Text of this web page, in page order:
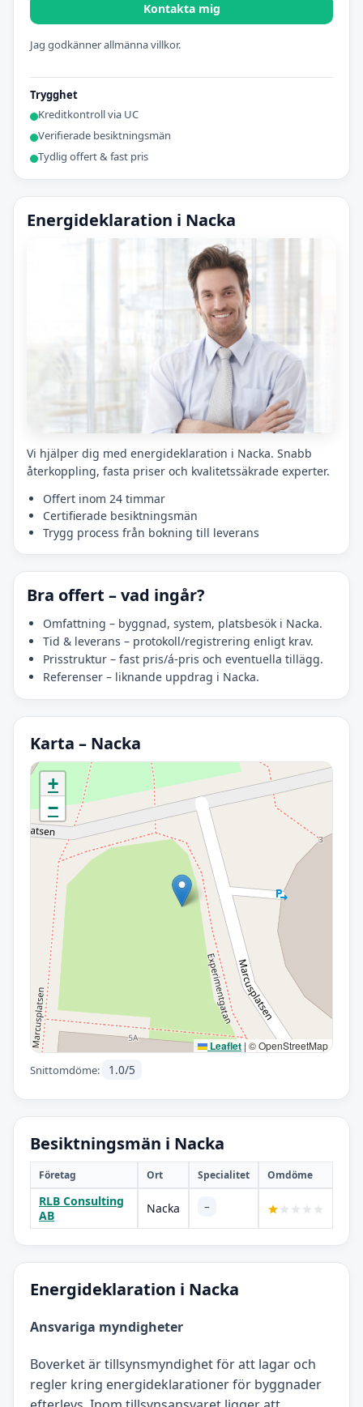
Kontakta mig
Jag godkänner allmänna villkor.
Trygghet
Kreditkontroll via UC
Verifierade besiktningsmän
Tydlig offert & fast pris
Energideklaration i Nacka
Vi hjälper dig med energideklaration i Nacka. Snabb
återkoppling, fasta priser och kvalitetssäkrade experter.
Offert inom 24 timmar
Certifierade besiktningsmän
Trygg process från bokning till leverans
Bra offert – vad ingår?
Omfattning – byggnad, system, platsbesök i Nacka.
Tid & leverans – protokoll/registrering enligt krav.
Prisstruktur – fast pris/á-pris och eventuella tillägg.
Referenser – liknande uppdrag i Nacka.
Karta – Nacka
Initierar karta…
+
−
Leaflet | © OpenStreetMap
Snittomdöme: 1.0/5
Besiktningsmän i Nacka
Företag Ort Specialitet Omdöme
RLB Consulting
AB
Nacka –
Energideklaration i Nacka
Ansvariga myndigheter
Boverket är tillsynsmyndighet för att lagar och
regler kring energideklarationer för byggnader